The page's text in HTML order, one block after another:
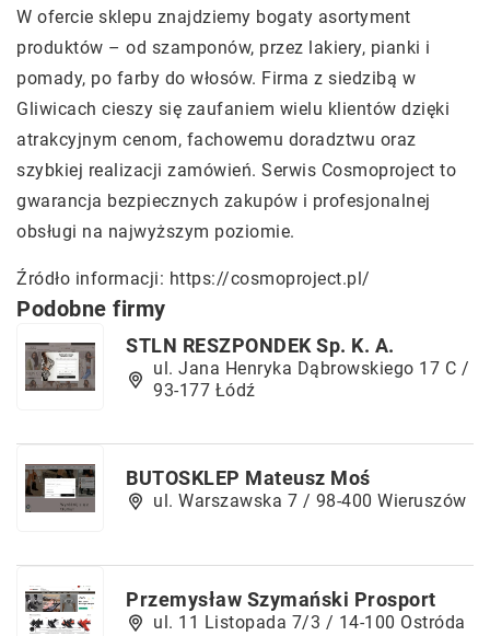
W ofercie sklepu znajdziemy bogaty asortyment
produktów – od szamponów, przez lakiery, pianki i
pomady, po farby do włosów. Firma z siedzibą w
Gliwicach cieszy się zaufaniem wielu klientów dzięki
atrakcyjnym cenom, fachowemu doradztwu oraz
szybkiej realizacji zamówień. Serwis Cosmoproject to
gwarancja bezpiecznych zakupów i profesjonalnej
obsługi na najwyższym poziomie.
Źródło informacji: https://cosmoproject.pl/
Podobne firmy
STLN RESZPONDEK Sp. K. A.
ul. Jana Henryka Dąbrowskiego 17 C /
93-177 Łódź
BUTOSKLEP Mateusz Moś
ul. Warszawska 7 / 98-400 Wieruszów
Przemysław Szymański Prosport
ul. 11 Listopada 7/3 / 14-100 Ostróda